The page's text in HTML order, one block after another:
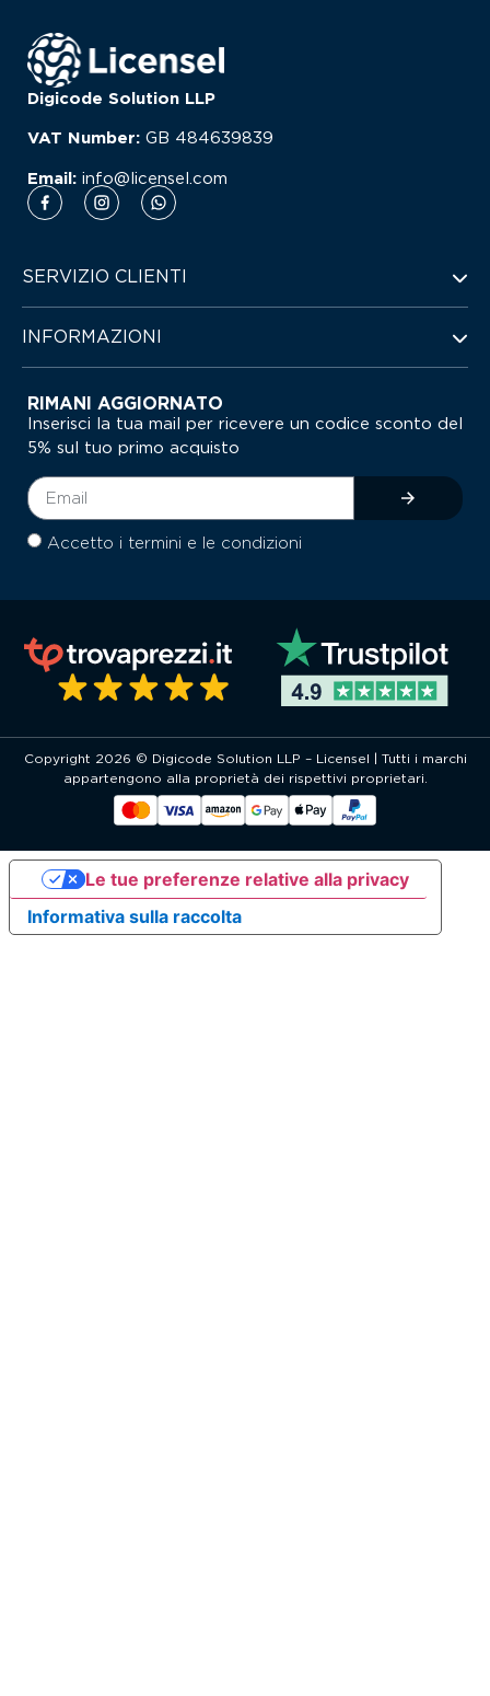
Digicode Solution LLP
VAT Number: GB 484639839
Email: info@licensel.com
SERVIZIO CLIENTI
INFORMAZIONI
RIMANI AGGIORNATO
Inserisci la tua mail per ricevere un codice sconto del
5% sul tuo primo acquisto
Accetto i termini e le condizioni
Copyright 2026 © Digicode Solution LLP – Licensel | Tutti i marchi
appartengono alla proprietà dei rispettivi proprietari.
Informativa sulla raccolta
Le tue preferenze relative alla privacy